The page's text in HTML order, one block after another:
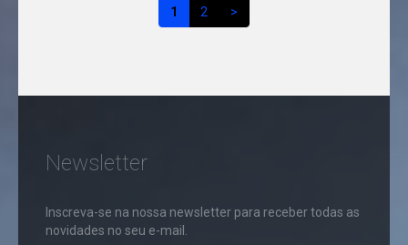
1 2 >
Newsletter
Inscreva-se na nossa newsletter para receber todas as
novidades no seu e-mail.